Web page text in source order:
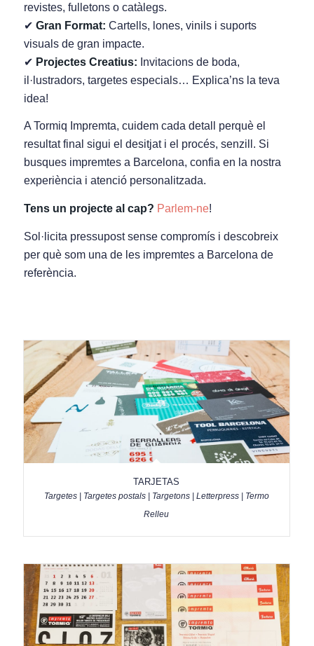
revistes, fulletons o catàlegs.
✔ Gran Format: Cartells, lones, vinils i suports
visuals de gran impacte.
✔ Projectes Creatius: Invitacions de boda,
il·lustradors, targetes especials… Explica’ns la teva
idea!
A Tormiq Impremta, cuidem cada detall perquè el
resultat final sigui el desitjat i el procés, senzill. Si
busques impremtes a Barcelona, confia en la nostra
experiència i atenció personalitzada.
Tens un projecte al cap? Parlem-ne!
Sol·licita pressupost sense compromís i descobreix
per què som una de les impremtes a Barcelona de
referència.
TARJETAS
Targetes | Targetes postals | Targetons | Letterpress | Termo
Relleu